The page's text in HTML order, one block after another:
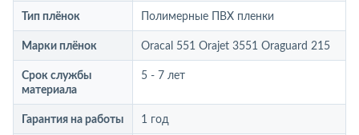
Тип плёнок Полимерные ПВХ пленки
Марки плёнок Oracal 551 Orajet 3551 Oraguard 215
Срок службы
материала
5 - 7 лет
Гарантия на работы 1 год